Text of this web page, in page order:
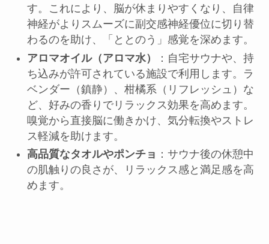
す。これにより、脳が休まりやすくなり、自律
神経がよりスムーズに副交感神経優位に切り替
わるのを助け、「ととのう」感覚を深めます。
アロマオイル（アロマ水）
：自宅サウナや、持
ち込みが許可されている施設で利用します。ラ
ベンダー（鎮静）、柑橘系（リフレッシュ）な
ど、好みの香りでリラックス効果を高めます。
嗅覚から直接脳に働きかけ、気分転換やストレ
ス軽減を助けます。
高品質なタオルやポンチョ ：サウナ後の休憩中
の肌触りの良さが、リラックス感と満足感を高
めます。